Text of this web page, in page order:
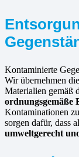
Kontaminierte
Wir übernehmen die
Materialien gemäß
ordnungsgemäße
Kontaminationen
sorgen dafür, dass
umweltgerecht